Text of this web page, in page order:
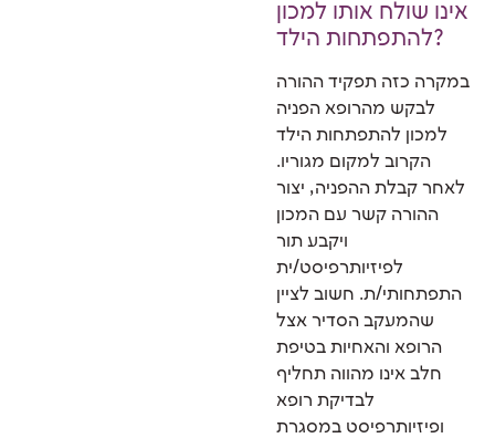
אינו שולח אותו למכון
להתפתחות הילד?
במקרה כזה תפקיד ההורה
לבקש מהרופא הפניה
למכון להתפתחות הילד
הקרוב למקום מגוריו.
לאחר קבלת ההפניה, יצור
ההורה קשר עם המכון
ויקבע תור
לפיזיותרפיסט/ית
התפתחותי/ת. חשוב לציין
שהמעקב הסדיר אצל
הרופא והאחיות בטיפת
חלב אינו מהווה תחליף
לבדיקת רופא
ופיזיותרפיסט במסגרת